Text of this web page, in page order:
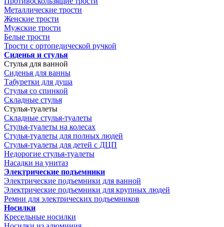
Металлические трости
Женские трости
Мужские трости
Белые трости
Трости с ортопедической ручкой
Сиденья и стулья
Стулья для ванной
Сиденья для ванны
Табуретки для душа
Стулья со спинкой
Складные стулья
Стулья-туалеты
Складные стулья-туалеты
Стулья-туалеты на колесах
Стулья-туалеты для полных людей
Стулья-туалеты для детей с ДЦП
Недорогие стулья-туалеты
Насадки на унитаз
Электрические подъемники
Электрические подъемники для ванной
Электрические подъемники для крупных людей
Ремни для электрических подъемников
Носилки
Кресельные носилки